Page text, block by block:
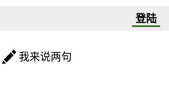
登陆
我来说两句